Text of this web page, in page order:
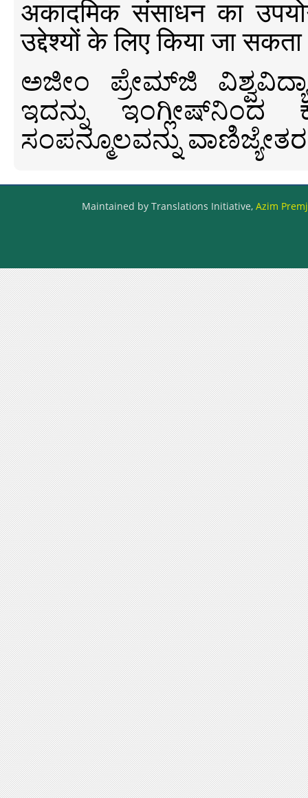
अकादमिक संसाधन का
उद्देश्यों के लिए किया जा
ಅಜೀಂ ಪ್ರೇಮ್‍ಜಿ
ಇದನ್ನು ಇಂಗ್ಲೀಷ್‍ನಿಂದ
ಸಂಪನ್ಮೂಲವನ್ನು
Maintained by Translations Initiative, Azim